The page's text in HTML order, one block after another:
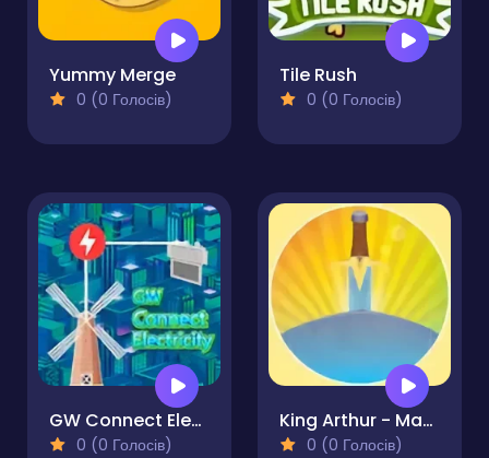
Yummy Merge
0 (0 Голосів)
Tile Rush
0 (0 Голосів)
GW Connect Electricity
0 (0 Голосів)
King Arthur - Magic Sword
0 (0 Голосів)